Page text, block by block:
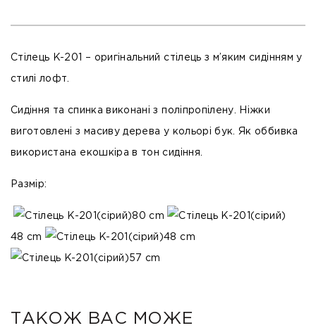
Стілець K-201 – оригінальний стілець з м’яким сидінням у
стилі лофт.
Сидіння та спинка виконані з поліпропілену. Ніжки
виготовлені з масиву дерева у кольорі бук. Як оббивка
використана екошкіра в тон сидіння.
Размір:
80 cm
48 cm 48 cm
57 cm
ТАКОЖ ВАС МОЖЕ